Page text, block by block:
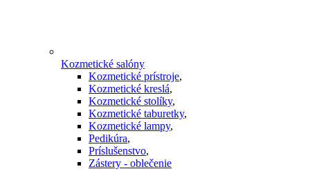
Kozmetické salóny
Kozmetické prístroje,
Kozmetické kreslá,
Kozmetické stolíky,
Kozmetické taburetky,
Kozmetické lampy,
Pedikúra,
Príslušenstvo,
Zástery - oblečenie